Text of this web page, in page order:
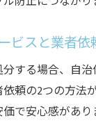
ビスと業者依
する場合、自
頼の2つの方法
で安心感があ